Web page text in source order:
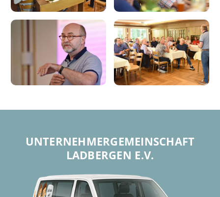
UNTERNEHMER­GEMEINSCHAFT
LADBERGEN E.V.